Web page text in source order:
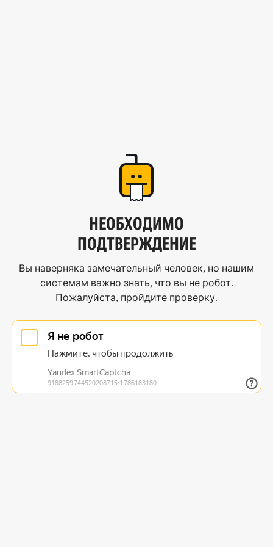
НЕОБХОДИМО
ПОДТВЕРЖДЕНИЕ
Вы наверняка замечательный человек, но нашим
системам важно знать, что вы не робот.
Пожалуйста, пройдите проверку.